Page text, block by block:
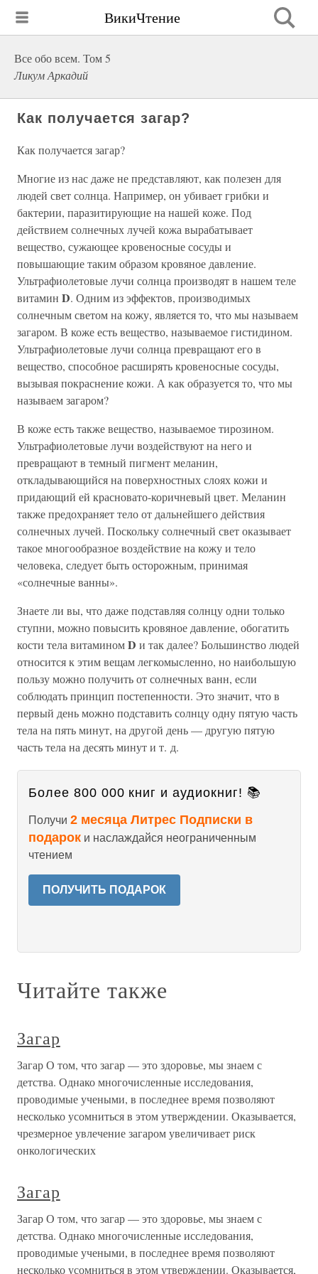
ВикиЧтение
Все обо всем. Том 5
Ликум Аркадий
Как получается загар?
Как получается загар?
Многие из нас даже не представляют, как полезен для
людей свет солнца. Например, он убивает грибки и
бактерии, паразитирующие на нашей коже. Под
действием солнечных лучей кожа вырабатывает
вещество, сужающее кровеносные сосуды и
повышающие таким образом кровяное давление.
Ультрафиолетовые лучи солнца производят в нашем теле
витамин D. Одним из эффектов, производимых
солнечным светом на кожу, является то, что мы называем
загаром. В коже есть вещество, называемое гистидином.
Ультрафиолетовые лучи солнца превращают его в
вещество, способное расширять кровеносные сосуды,
вызывая покраснение кожи. А как образуется то, что мы
называем загаром?
В коже есть также вещество, называемое тирозином.
Ультрафиолетовые лучи воздействуют на него и
превращают в темный пигмент меланин,
откладывающийся на поверхностных слоях кожи и
придающий ей красновато-коричневый цвет. Меланин
также предохраняет тело от дальнейшего действия
солнечных лучей. Поскольку солнечный свет оказывает
такое многообразное воздействие на кожу и тело
человека, следует быть осторожным, принимая
«солнечные ванны».
Знаете ли вы, что даже подставляя солнцу одни только
ступни, можно повысить кровяное давление, обогатить
кости тела витаминомD и так далее? Большинство людей
относится к этим вещам легкомысленно, но наибольшую
пользу можно получить от солнечных ванн, если
соблюдать принцип постепенности. Это значит, что в
первый день можно подставить солнцу одну пятую часть
тела на пять минут, на другой день — другую пятую
часть тела на десять минут и т. д.
Более 800 000 книг и аудиокниг! 📚
Получи 2 месяца Литрес Подписки в
подарок и наслаждайся неограниченным
чтением
ПОЛУЧИТЬ ПОДАРОК
Читайте также
Загар
Загар О том, что загар — это здоровье, мы знаем с
детства. Однако многочисленные исследования,
проводимые учеными, в последнее время позволяют
несколько усомниться в этом утверждении. Оказывается,
чрезмерное увлечение загаром увеличивает риск
онкологических
Загар
Загар О том, что загар — это здоровье, мы знаем с
детства. Однако многочисленные исследования,
проводимые учеными, в последнее время позволяют
несколько усомниться в этом утверждении. Оказывается,